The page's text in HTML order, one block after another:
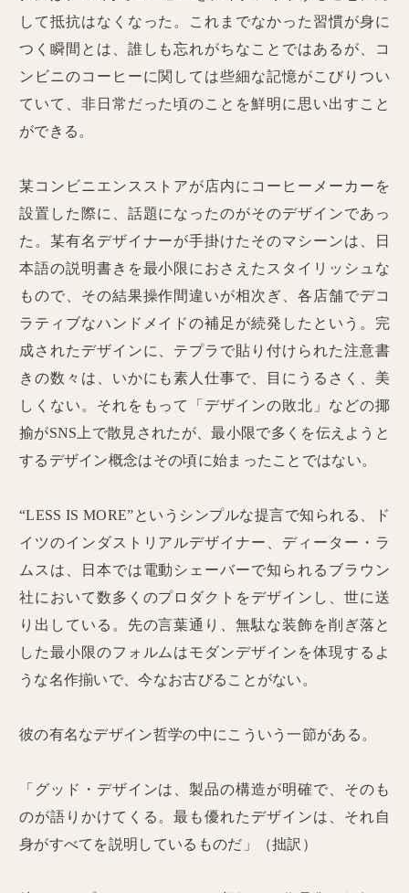
して抵抗はなくなった。これまでなかった習慣が身に
つく瞬間とは、誰しも忘れがちなことではあるが、コ
ンビニのコーヒーに関しては些細な記憶がこびりつい
ていて、非日常だった頃のことを鮮明に思い出すこと
ができる。
某コンビニエンスストアが店内にコーヒーメーカーを
設置した際に、話題になったのがそのデザインであっ
た。某有名デザイナーが手掛けたそのマシーンは、日
本語の説明書きを最小限におさえたスタイリッシュな
もので、その結果操作間違いが相次ぎ、各店舗でデコ
ラティブなハンドメイドの補足が続発したという。完
成されたデザインに、テプラで貼り付けられた注意書
きの数々は、いかにも素人仕事で、目にうるさく、美
しくない。それをもって「デザインの敗北」などの揶
揄がSNS上で散見されたが、最小限で多くを伝えようと
するデザイン概念はその頃に始まったことではない。
“LESS IS MORE”というシンプルな提言で知られる、ド
イツのインダストリアルデザイナー、ディーター・ラ
ムスは、日本では電動シェーバーで知られるブラウン
社において数多くのプロダクトをデザインし、世に送
り出している。先の言葉通り、無駄な装飾を削ぎ落と
した最小限のフォルムはモダンデザインを体現するよ
うな名作揃いで、今なお古びることがない。
彼の有名なデザイン哲学の中にこういう一節がある。
「グッド・デザインは、製品の構造が明確で、そのも
のが語りかけてくる。最も優れたデザインは、それ自
身がすべてを説明しているものだ」（拙訳）